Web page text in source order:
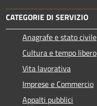
CATEGORIE DI SERVIZIO
Anagrafe e stato civile
Cultura e tempo libero
Vita lavorativa
Imprese e Commercio
Appalti pubblici